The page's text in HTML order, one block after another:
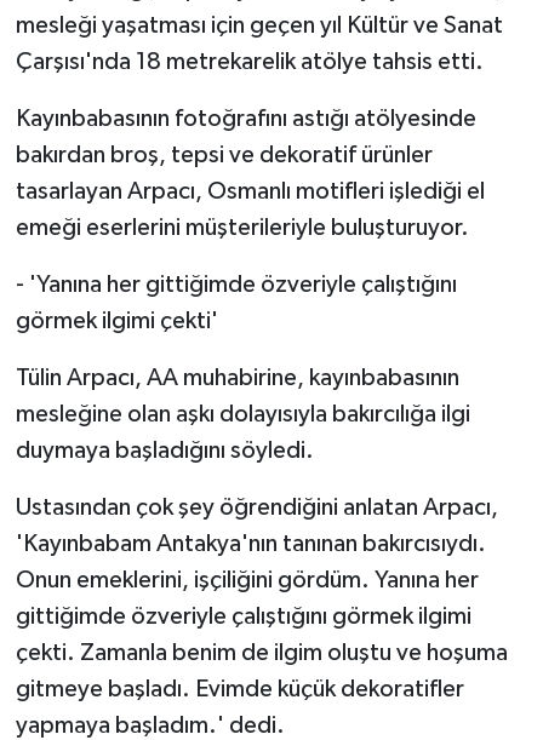
mesleği yaşatması için geçen yıl Kültür ve Sanat
Çarşısı'nda 18 metrekarelik atölye tahsis etti.
Kayınbabasının fotoğrafını astığı atölyesinde
bakırdan broş, tepsi ve dekoratif ürünler
tasarlayan Arpacı, Osmanlı motifleri işlediği el
emeği eserlerini müşterileriyle buluşturuyor.
- 'Yanına her gittiğimde özveriyle çalıştığını
görmek ilgimi çekti'
Tülin Arpacı, AA muhabirine, kayınbabasının
mesleğine olan aşkı dolayısıyla bakırcılığa ilgi
duymaya başladığını söyledi.
Ustasından çok şey öğrendiğini anlatan Arpacı,
'Kayınbabam Antakya'nın tanınan bakırcısıydı.
Onun emeklerini, işçiliğini gördüm. Yanına her
gittiğimde özveriyle çalıştığını görmek ilgimi
çekti. Zamanla benim de ilgim oluştu ve hoşuma
gitmeye başladı. Evimde küçük dekoratifler
yapmaya başladım.' dedi.